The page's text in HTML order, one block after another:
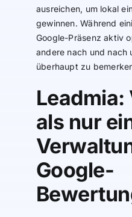
ausreichen, um lokal
gewinnen. Während
Google-Präsenz aktiv
andere nach und nach
überhaupt zu
Leadmia:
als nur
Google-